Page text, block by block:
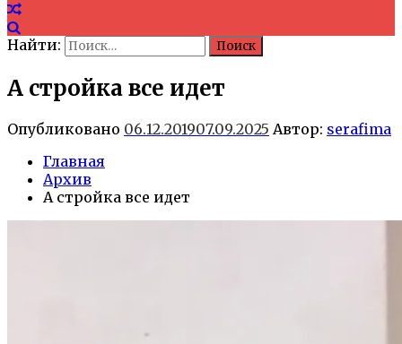
Найти:
А стройка все идет
Опубликовано 06.12.201907.09.2025 Автор: serafima
Главная
Архив
А стройка все идет